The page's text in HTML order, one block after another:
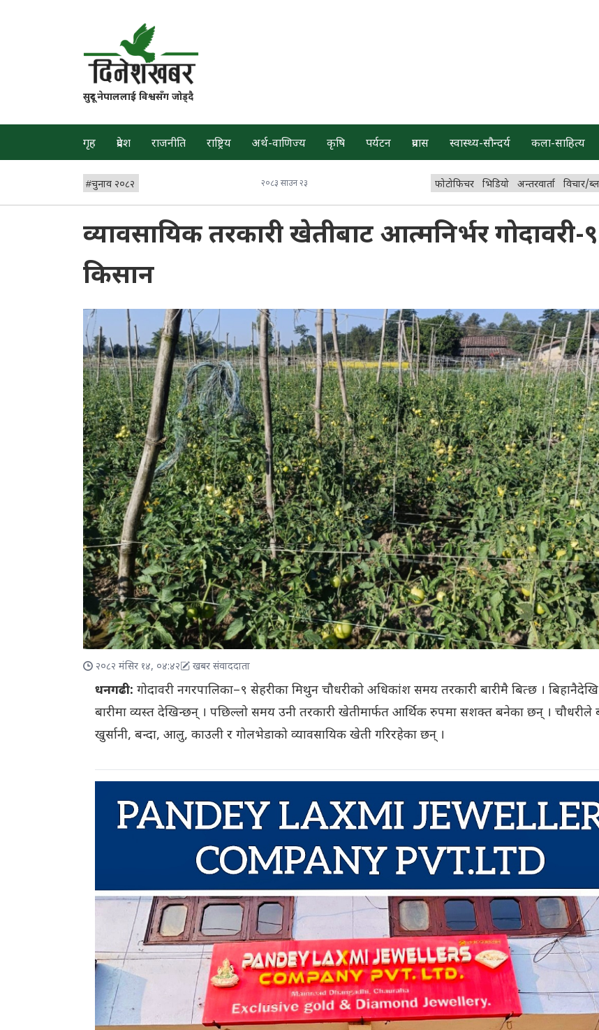
सुदूर नेपाललाई विश्वसँग जोड्दै
गृह प्रदेश राजनीति राष्ट्रिय अर्थ-वाणिज्य कृषि पर्यटन प्रवास स्वास्थ्य-सौन्दर्य कला-साहित्य
#चुनाव २०८२ २०८३ साउन २३ फोटोफिचर भिडियो अन्तरवार्ता विचार/
व्यावसायिक तरकारी खेतीबाट आत्मनिर्भर गोदावरी-
किसान
२०८२ मंसिर १४, ०४:४२ खबर संवाददाता
धनगढी: गोदावरी नगरपालिका–९ सेहरीका मिथुन चौधरीको अधिकांश समय तरकारी बारीमै बित्छ ।
बारीमा व्यस्त देखिन्छन् । पछिल्लो समय उनी तरकारी खेतीमार्फत आर्थिक रुपमा सशक्त बनेका छन् । चौधरीले
खुर्सानी, बन्दा, आलु, काउली र गोलभेडाको व्यावसायिक खेती गरिरहेका छन् ।